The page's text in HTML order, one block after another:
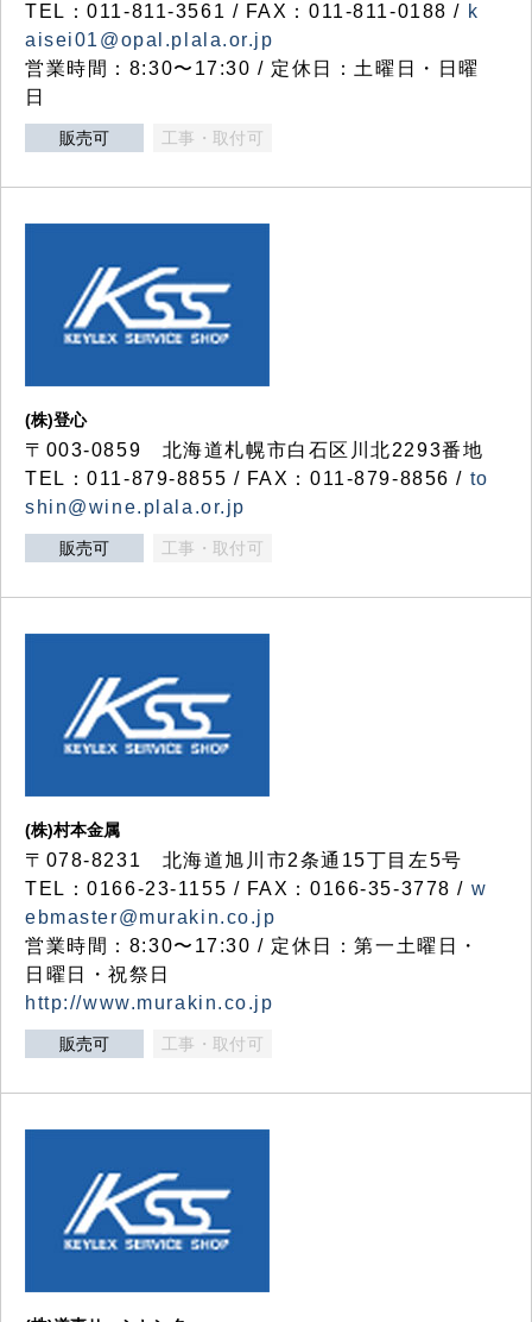
TEL：011-811-3561 / FAX：011-811-0188 / k
aisei01@opal.plala.or.jp
営業時間：8:30〜17:30 / 定休日：土曜日・日曜
日
販売可 工事・取付可
(株)登心
〒003-0859 北海道札幌市白石区川北2293番地
TEL：011-879-8855 / FAX：011-879-8856 / to
shin@wine.plala.or.jp
販売可 工事・取付可
(株)村本金属
〒078-8231 北海道旭川市2条通15丁目左5号
TEL：0166-23-1155 / FAX：0166-35-3778 / w
ebmaster@murakin.co.jp
営業時間：8:30〜17:30 / 定休日：第一土曜日・
日曜日・祝祭日
http://www.murakin.co.jp
販売可 工事・取付可